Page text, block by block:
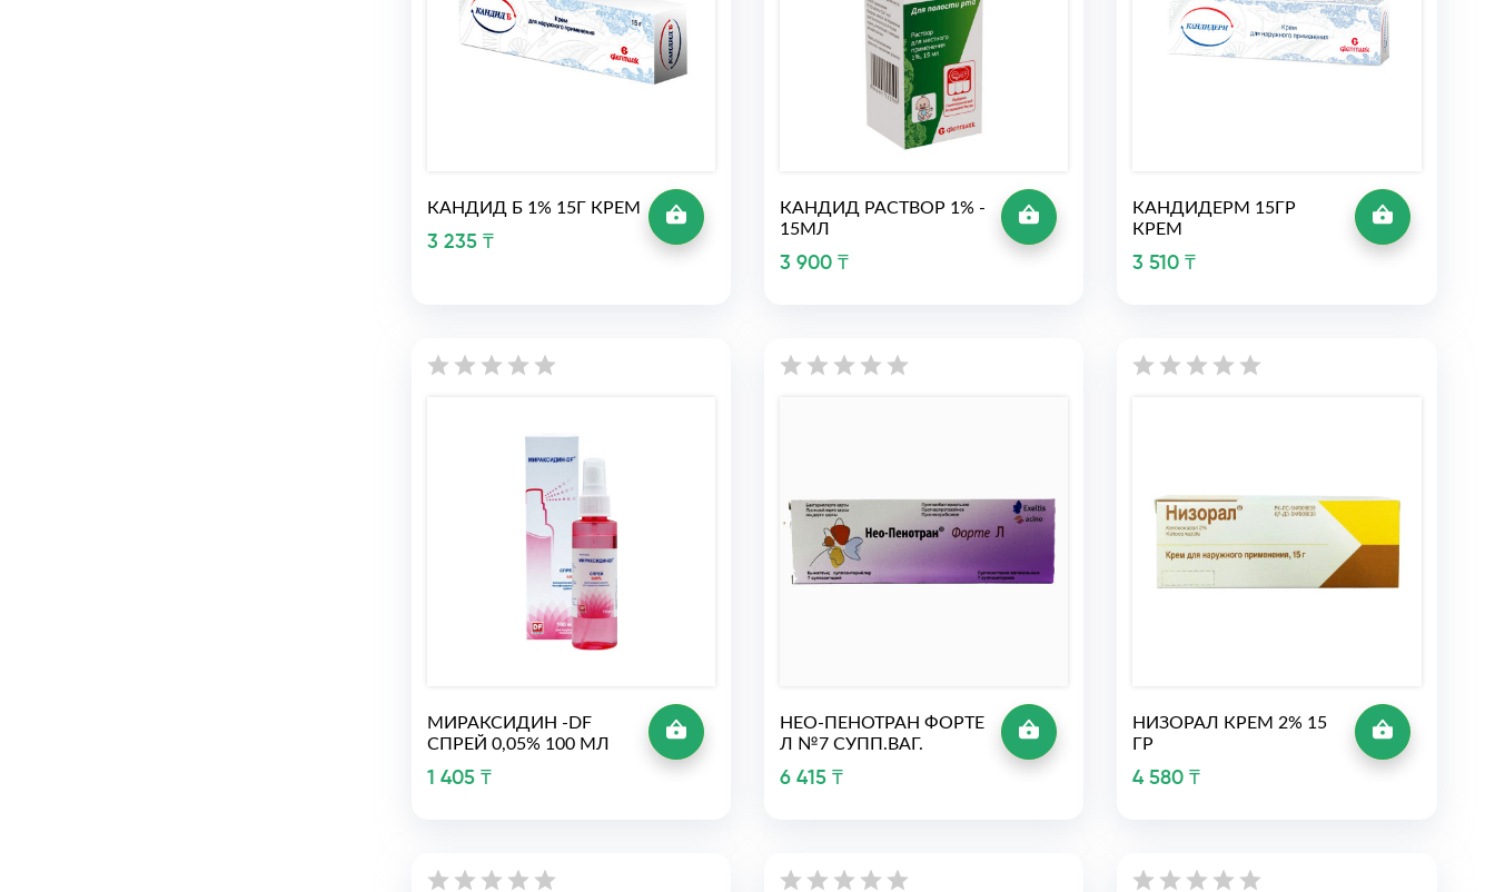
КАНДИД Б 1% 15Г КРЕМ
3 235 ₸
КАНДИД РАСТВОР 1% -
15МЛ
3 900 ₸
КАНДИДЕРМ 15ГР
КРЕМ
3 510 ₸
МИРАКСИДИН -DF
СПРЕЙ 0,05% 100 МЛ
1 405 ₸
НЕО-ПЕНОТРАН ФОРТЕ
Л №7 СУПП.ВАГ.
6 415 ₸
НИЗОРАЛ КРЕМ 2% 15
ГР
4 580 ₸